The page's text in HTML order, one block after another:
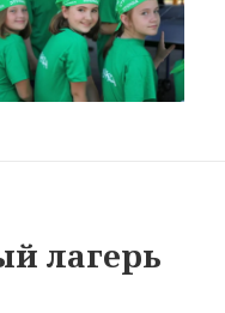
лагерь